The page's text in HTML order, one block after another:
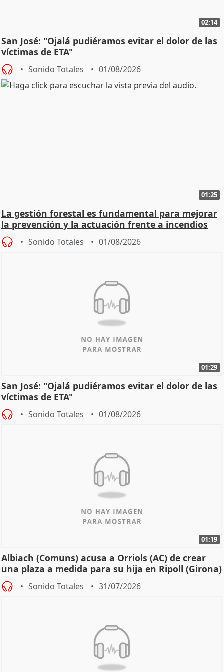
02:14
San José: "Ojalá pudiéramos evitar el dolor de las
víctimas de ETA"
Sonido Totales 01/08/2026
01:25
La gestión forestal es fundamental para mejorar
la prevención y la actuación frente a incendios
Sonido Totales 01/08/2026
01:29
San José: "Ojalá pudiéramos evitar el dolor de las
víctimas de ETA"
Sonido Totales 01/08/2026
01:19
Albiach (Comuns) acusa a Orriols (AC) de crear
una plaza a medida para su hija en Ripoll (Girona)
Sonido Totales 31/07/2026